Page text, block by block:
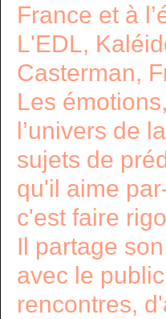
France et à
L'EDL,
Casterman,
Les
l’univers de
sujets de
qu'il aime
c'est faire
Il partage
avec le
rencontres,